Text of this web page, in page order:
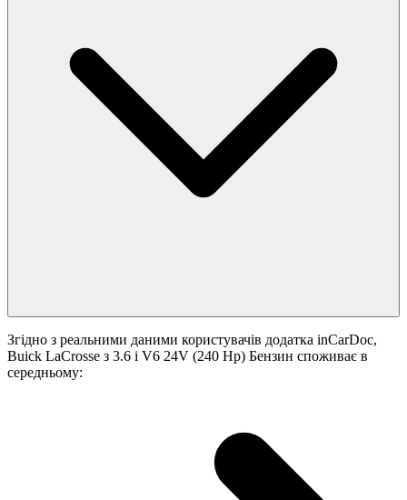
Згідно з реальними даними користувачів додатка inCarDoc,
Buick LaCrosse з 3.6 i V6 24V (240 Hp) Бензин споживає в
середньому: